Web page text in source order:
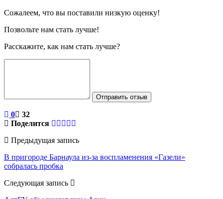
Сожалеем, что вы поставили низкую оценку!
Позвольте нам стать лучше!
Расскажите, как нам стать лучше?
Отправить отзыв
0
32
Поделится
Предыдущая запись
В пригороде Барнаула из-за воспламенения «Газели»
собралась пробка
Следующая запись